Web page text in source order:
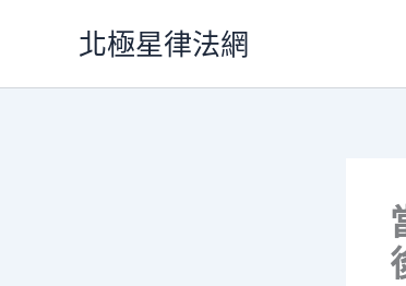
北極星律法網